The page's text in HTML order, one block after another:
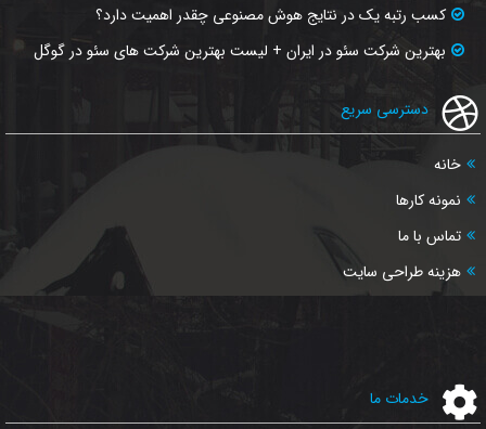
کسب رتبه یک در نتایج هوش مصنوعی چقدر اهمیت دارد؟
بهترین شرکت سئو در ایران + لیست بهترین شرکت های سئو در گوگل
دسترسی سریع
خانه
نمونه کارها
تماس با ما
هزینه طراحی سایت
خدمات ما